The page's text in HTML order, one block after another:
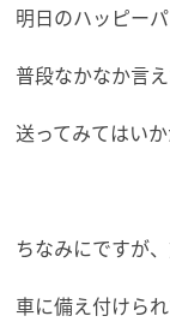
明日のハッピーパ
普段なかなか言
送ってみてはい
ちなみにですが
車に備え付けら